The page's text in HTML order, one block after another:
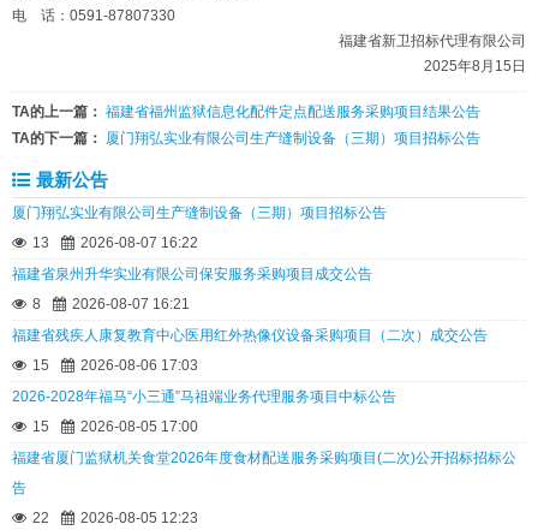
电 话：0591-87807330
福建省新卫招标代理有限公司
2025年8月15日
TA的上一篇： 福建省福州监狱信息化配件定点配送服务采购项目结果公告
TA的下一篇： 厦门翔弘实业有限公司生产缝制设备（三期）项目招标公告
最新公告
厦门翔弘实业有限公司生产缝制设备（三期）项目招标公告
13
2026-08-07 16:22
福建省泉州升华实业有限公司保安服务采购项目成交公告
8
2026-08-07 16:21
福建省残疾人康复教育中心医用红外热像仪设备采购项目（二次）成交公告
15
2026-08-06 17:03
2026-2028年福马“小三通”马祖端业务代理服务项目中标公告
15
2026-08-05 17:00
福建省厦门监狱机关食堂2026年度食材配送服务采购项目(二次)公开招标招标公
告
22
2026-08-05 12:23